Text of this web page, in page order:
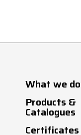
What we do
Products &
Catalogues
Certificates